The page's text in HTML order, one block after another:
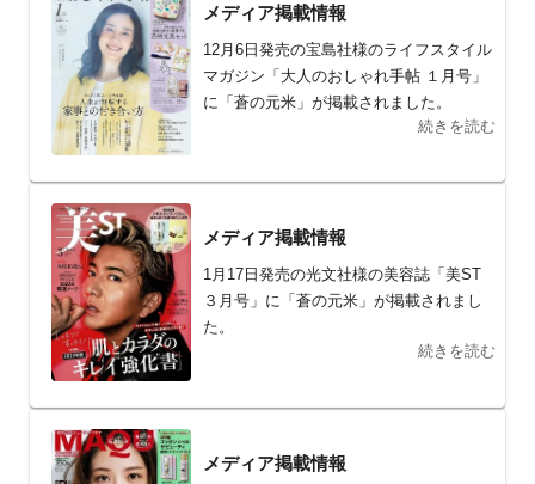
メディア掲載情報
12月6日発売の宝島社様のライフスタイル
マガジン「大人のおしゃれ手帖 １月号」
に「蒼の元米」が掲載されました。
続きを読む
メディア掲載情報
1月17日発売の光文社様の美容誌「美ST
３月号」に「蒼の元米」が掲載されまし
た。
続きを読む
メディア掲載情報